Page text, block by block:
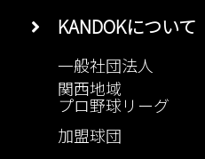
KANDOKについて
一般社団法人
関西地域
プロ野球リーグ
加盟球団